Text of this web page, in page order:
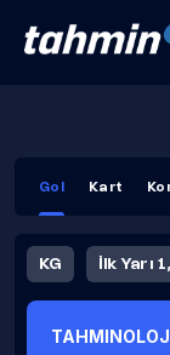
Gol Kart
KG İlk Yarı